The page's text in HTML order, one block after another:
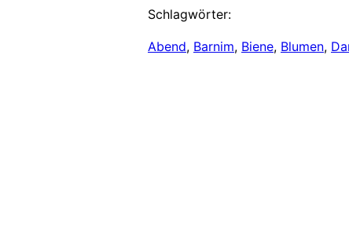
Schlagwörter:
Abend, Barnim, Biene, Blumen,